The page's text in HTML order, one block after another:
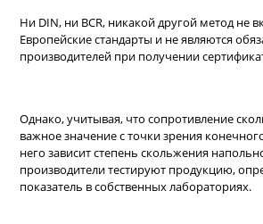
Ни DIN, ни ВСR, никакой другой метод не
Европейские стандарты и не являются
производителей при получении
Однако, учитывая, что сопротивление
важное значение с точки зрения
него зависит степень скольжения
производители тестируют продукцию,
показатель в собственных лабораториях.